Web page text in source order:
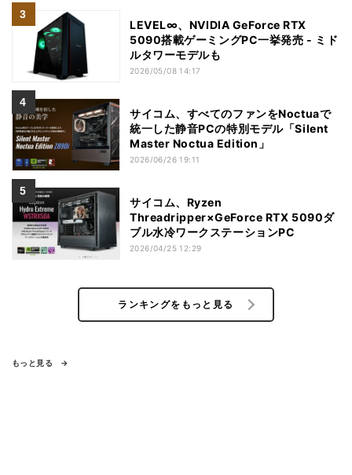
LEVEL∞、NVIDIA GeForce RTX
5090搭載ゲーミングPC一挙発売 - ミド
ルタワーモデルも
2026/05/08 14:17
サイコム、すべてのファンをNoctuaで
統一した静音PCの特別モデル「Silent
Master Noctua Edition」
2026/06/26 19:11
サイコム、Ryzen
Threadripper×GeForce RTX 5090ダ
ブル水冷ワークステーションPC
2026/04/25 12:29
ランキングをもっと見る
もっと見る